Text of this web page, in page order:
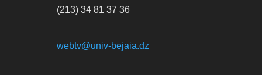
(213) 34 81 37 36
webtv@univ-bejaia.dz